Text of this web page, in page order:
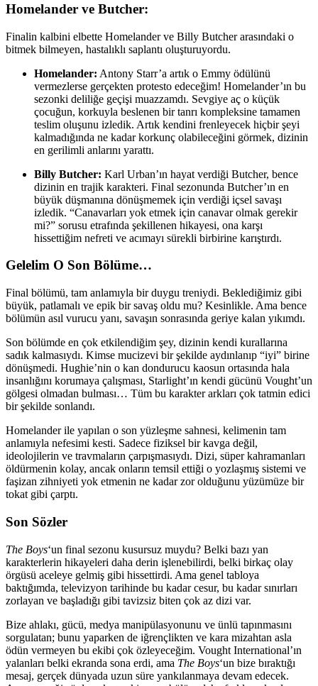
Homelander ve Butcher:
Finalin kalbini elbette Homelander ve Billy Butcher arasındaki o
bitmek bilmeyen, hastalıklı saplantı oluşturuyordu.
Homelander: Antony Starr’a artık o Emmy ödülünü
vermezlerse gerçekten protesto edeceğim! Homelander’ın bu
sezonki deliliğe geçişi muazzamdı. Sevgiye aç o küçük
çocuğun, korkuyla beslenen bir tanrı kompleksine tamamen
teslim oluşunu izledik. Artık kendini frenleyecek hiçbir şeyi
kalmadığında ne kadar korkunç olabileceğini görmek, dizinin
en gerilimli anlarını yarattı.
Billy Butcher: Karl Urban’ın hayat verdiği Butcher, bence
dizinin en trajik karakteri. Final sezonunda Butcher’ın en
büyük düşmanına dönüşmemek için verdiği içsel savaşı
izledik. “Canavarları yok etmek için canavar olmak gerekir
mi?” sorusu etrafında şekillenen hikayesi, ona karşı
hissettiğim nefreti ve acımayı sürekli birbirine karıştırdı.
Gelelim O Son Bölüme…
Final bölümü, tam anlamıyla bir duygu treniydi. Beklediğimiz gibi
büyük, patlamalı ve epik bir savaş oldu mu? Kesinlikle. Ama bence
bölümün asıl vurucu yanı, savaşın sonrasında geriye kalan yıkımdı.
Son bölümde en çok etkilendiğim şey, dizinin kendi kurallarına
sadık kalmasıydı. Kimse mucizevi bir şekilde aydınlanıp “iyi” birine
dönüşmedi. Hughie’nin o kan dondurucu kaosun ortasında hala
insanlığını korumaya çalışması, Starlight’ın kendi gücünü Vought’un
gölgesi olmadan bulması… Tüm bu karakter arkları çok tatmin edici
bir şekilde sonlandı.
Homelander ile yapılan o son yüzleşme sahnesi, kelimenin tam
anlamıyla nefesimi kesti. Sadece fiziksel bir kavga değil,
ideolojilerin ve travmaların çarpışmasıydı. Dizi, süper kahramanları
öldürmenin kolay, ancak onların temsil ettiği o yozlaşmış sistemi ve
faşizan zihniyeti yok etmenin ne kadar zor olduğunu yüzümüze bir
tokat gibi çarptı.
Son Sözler
The Boys‘un final sezonu kusursuz muydu? Belki bazı yan
karakterlerin hikayeleri daha derin işlenebilirdi, belki birkaç olay
örgüsü aceleye gelmiş gibi hissettirdi. Ama genel tabloya
baktığımda, televizyon tarihinde bu kadar cesur, bu kadar sınırları
zorlayan ve başladığı gibi tavizsiz biten çok az dizi var.
Bize ahlakı, gücü, medya manipülasyonunu ve ünlü tapınmasını
sorgulatan; bunu yaparken de iğrençlikten ve kara mizahtan asla
ödün vermeyen bu ekibi çok özleyeceğim. Vought International’ın
yalanları belki ekranda sona erdi, ama The Boys‘un bize bıraktığı
mesaj, gerçek dünyada uzun süre yankılanmaya devam edecek.